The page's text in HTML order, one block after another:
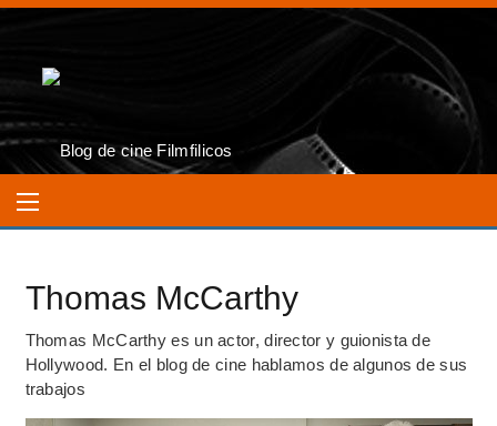
Thomas McCarthy
Thomas McCarthy es un actor, director y guionista de
Hollywood. En el blog de cine hablamos de algunos de sus
trabajos